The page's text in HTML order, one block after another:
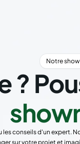
Notre
?
conseils d'un
sur votre projet et